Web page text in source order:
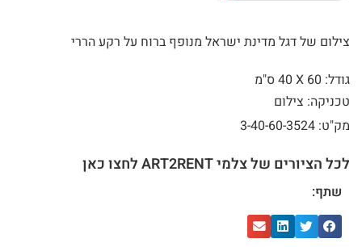
צילום של דגל מדינת ישראל מנופף ברוח על רקע הררי
גודל: 60 X
40 ס"מ
טכניקה: צילום
מק"ט: 3-40-60-3524
לכל הציורים של צלמי ART2RENT לחצו כאן
שתף: